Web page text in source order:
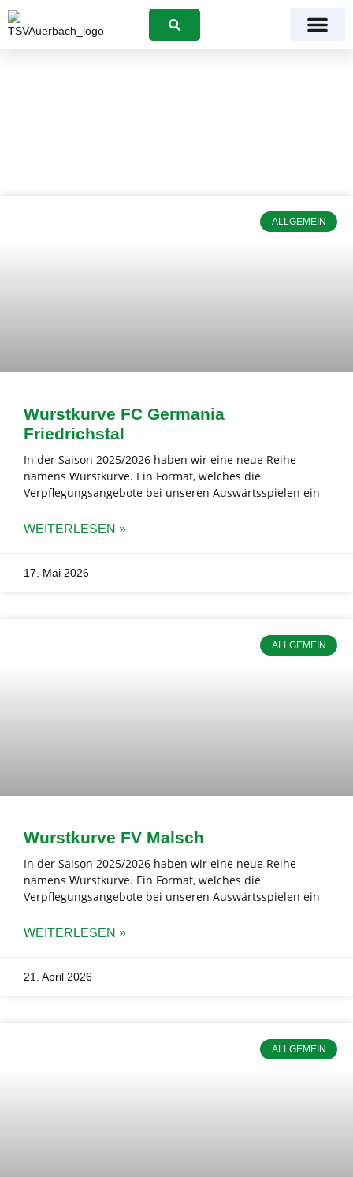
Suchen
ALLGEMEIN
Wurstkurve FC Germania
Friedrichstal
In der Saison 2025/2026 haben wir eine neue Reihe
namens Wurstkurve. Ein Format, welches die
Verpflegungsangebote bei unseren Auswärtsspielen ein
WEITERLESEN »
17. Mai 2026
ALLGEMEIN
Wurstkurve FV Malsch
In der Saison 2025/2026 haben wir eine neue Reihe
namens Wurstkurve. Ein Format, welches die
Verpflegungsangebote bei unseren Auswärtsspielen ein
WEITERLESEN »
21. April 2026
ALLGEMEIN